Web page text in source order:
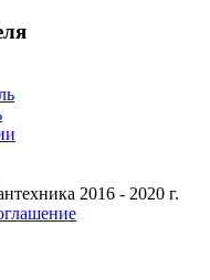
2016 - 2020 г.